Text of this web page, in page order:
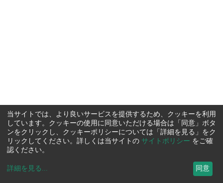
当サイトでは、より良いサービスを提供するため、クッキーを利用
しています。クッキーの使用に同意いただける場合は「同意」ボタ
ンをクリックし、クッキーポリシーについては「詳細を見る」をク
リックしてください。詳しくは当サイトの サイトポリシー をご確
認ください。
詳細を見る ... 同意